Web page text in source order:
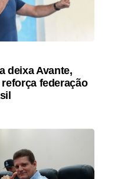
deixa Avante,
federação